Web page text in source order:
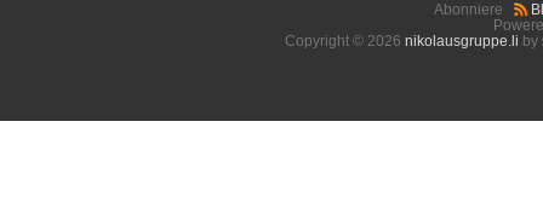
Abonniere
Copyright © 2026 nikolausgruppe.li by